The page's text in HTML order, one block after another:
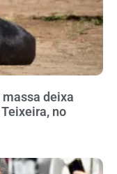
deixa
no